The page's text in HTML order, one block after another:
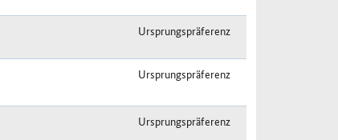
Ursprungspräferenz
Ursprungspräferenz
Ursprungspräferenz